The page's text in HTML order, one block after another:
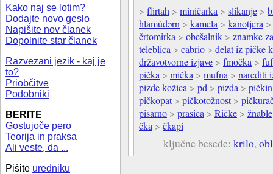
Kako naj se lotim?
Dodajte novo geslo
Napišite nov članek
Dopolnite star članek
Razvezani jezik - kaj je
to?
Priobčitve
Podobniki
BERITE
Gostujoče pero
Teorija in praksa
Ali veste, da ...
Pišite uredniku
> flirtah > miničarka > slikanje >
hlamúdərn > kamela > kanotjera >
črtomirka > obešalnik > znamke
teleblica > cabrio > delat iz pičke
državotvorne izjave > fmočka >
pička > mička > mufna > narediti
pizde kožica > pd > pizda >
pičkopat> pičkotožnost>
pisarno > prasica > Ričke > žnable
čka > čkapi
ključne besede: krilo,